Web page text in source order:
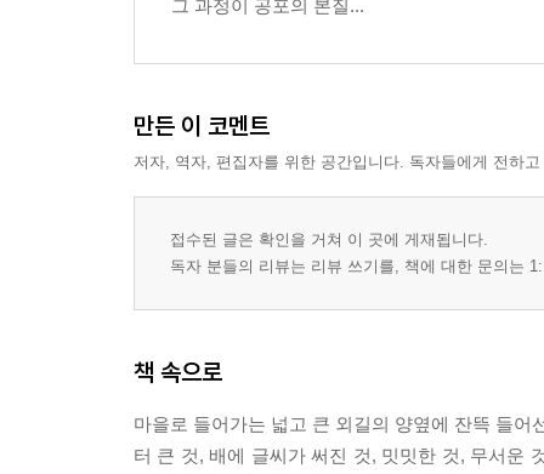
그 과정이 공포의 본질...
만든 이 코멘트
저자, 역자, 편집자를 위한 공간입니다. 독자들에게 전하
접수된 글은 확인을 거쳐 이 곳에 게재됩니다.
독자 분들의 리뷰는 리뷰 쓰기를, 책에 대한 문의는
책 속으로
마을로 들어가는 넓고 큰 외길의 양옆에 잔뜩 들
터 큰 것, 배에 글씨가 써진 것, 밋밋한 것, 무서운